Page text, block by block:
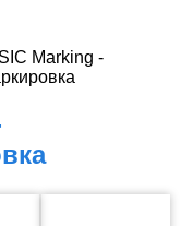
SIC Marking -